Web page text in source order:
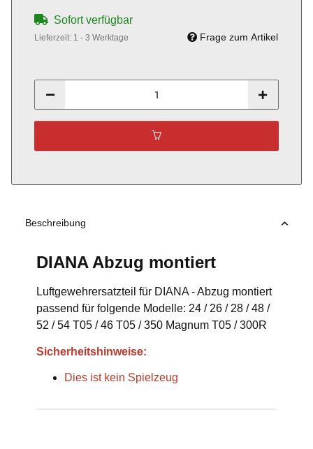
Sofort verfügbar
Lieferzeit: 1 - 3 Werktage Frage zum Artikel
Beschreibung
DIANA Abzug montiert
Luftgewehrersatzteil für DIANA - Abzug montiert
passend für folgende Modelle: 24 / 26 / 28 / 48 /
52 / 54 T05 / 46 T05 / 350 Magnum T05 / 300R
Sicherheitshinweise:
Dies ist kein Spielzeug